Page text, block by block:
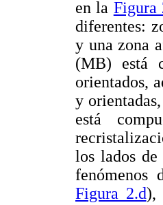
en la Figura
diferentes:
y una zona
(MB) está
orientados,
y
está
los lados
fenómenos
Figura 2.d),